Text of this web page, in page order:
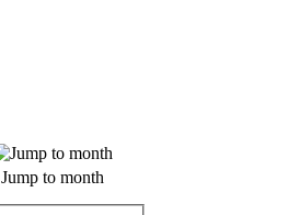
Jump to month